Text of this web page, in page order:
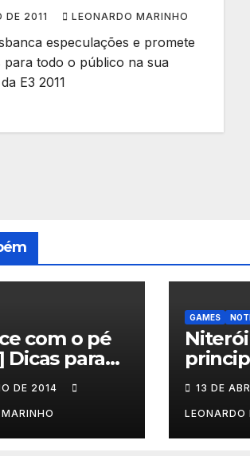
DE 2011 LEONARDO MARINHO
especulações e promete
para todo o público na sua
E3 2011
com o pé
Dicas para
jogar Dust:
Tail
DE 2014
GAMES
jogos
13 DE
LEONARDO